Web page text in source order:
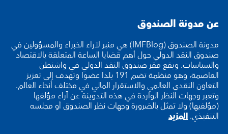
عن مدونة الصندوق
مدونة الصندوق (IMFBlog) هي منبر لآراء الخبراء والمسؤولين في
صندوق النقد الدولي حول أهم قضايا الساعة المتعلقة بالاقتصاد
والسياسات. ويقع مقر صندوق النقد الدولي في واشنطن
العاصمة، وهو منظمة تضم 191 بلدا عضوا وتهدف إلى تعزيز
التعاون النقدي العالمي والاستقرار المالي في مختلف أنحاء العالم.
وتعبر وجهات النظر الواردة في هذه التدوينة عن آراء مؤلفها
(مؤلفيها) ولا تمثل بالضرورة وجهات نظر الصندوق أو مجلسه
التنفيذي.المزيد